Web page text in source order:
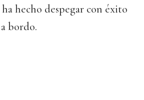
hecho despegar con éxito
bordo.